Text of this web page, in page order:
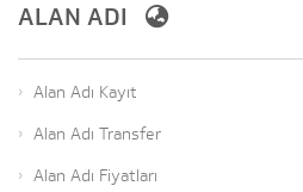
ALAN ADI
Alan Adı Kayıt
Alan Adı Transfer
Alan Adı Fiyatları